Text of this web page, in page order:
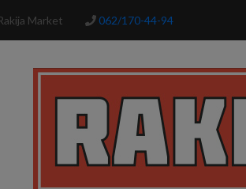
Market 062/170-44-94